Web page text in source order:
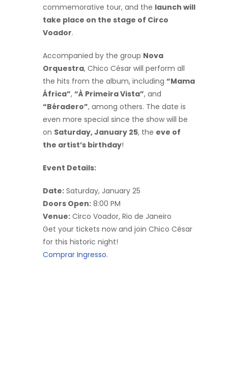
commemorative tour, and the launch will
take place on the stage of Circo
Voador.
Accompanied by the group Nova
Orquestra, Chico César will perform all
the hits from the album, including “Mama
África”, “À Primeira Vista”, and
“Béradero”, among others. The date is
even more special since the show will be
on Saturday, January 25, the eve of
the artist’s birthday!
Event Details:
Date: Saturday, January 25
Doors Open: 8:00 PM
Venue: Circo Voador, Rio de Janeiro
Get your tickets now and join Chico César
for this historic night!
Comprar Ingresso.